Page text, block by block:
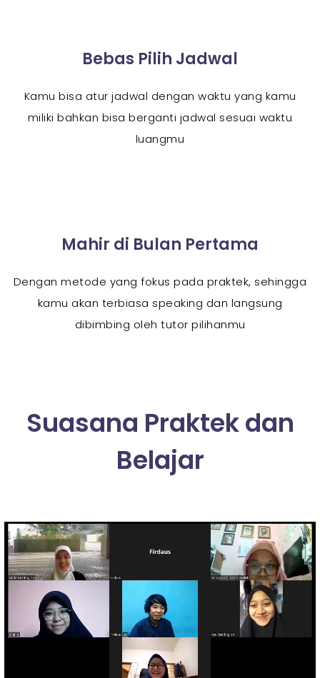
Bebas Pilih Jadwal
Kamu bisa atur jadwal dengan waktu yang kamu
miliki bahkan bisa berganti jadwal sesuai waktu
luangmu
Mahir di Bulan Pertama
Dengan metode yang fokus pada praktek, sehingga
kamu akan terbiasa speaking dan langsung
dibimbing oleh tutor pilihanmu
Suasana Praktek dan
Belajar